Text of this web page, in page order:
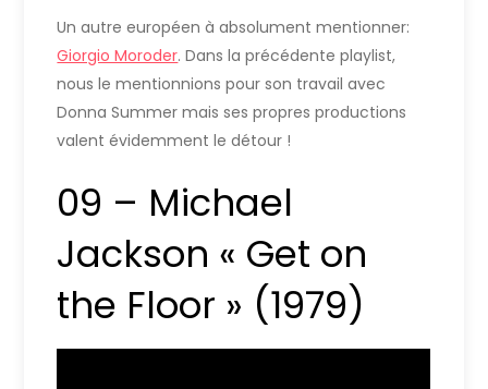
Un autre européen à absolument mentionner:
Giorgio Moroder. Dans la précédente playlist,
nous le mentionnions pour son travail avec
Donna Summer mais ses propres productions
valent évidemment le détour !
09 – Michael
Jackson « Get on
the Floor » (1979)